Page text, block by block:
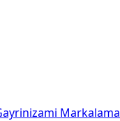
Markalama